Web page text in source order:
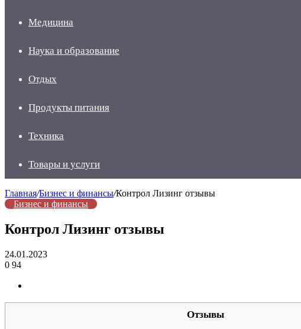
Медицина
Наука и образование
Отдых
Продукты питания
Техника
Товары и услуги
Главная/Бизнес и финансы/Контрол Лизинг отзывы
Бизнес и финансы
Контрол Лизинг отзывы
24.01.2023
0 94
Отзывы